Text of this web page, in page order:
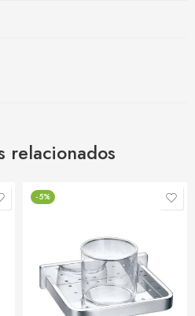
relacionados
-5%